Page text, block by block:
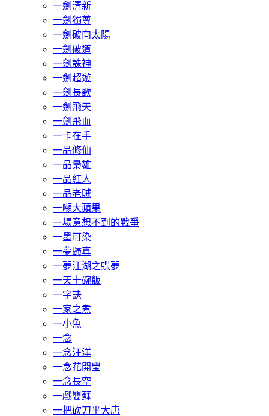
一劍清新
一劍獨尊
一劍破向太陽
一劍破道
一劍誅神
一劍超遊
一劍長歌
一劍飛天
一劍飛血
一卡在手
一品修仙
一品梟雄
一品紅人
一品老賊
一噸大蘋果
一場意想不到的戰爭
一墨可染
一夢歸真
一夢江湖之蝶夢
一天十碗飯
一字訣
一家之煮
一小魚
一念
一念汪洋
一念花開瑩
一念長空
一戲嬰蘇
一把砍刀平大唐